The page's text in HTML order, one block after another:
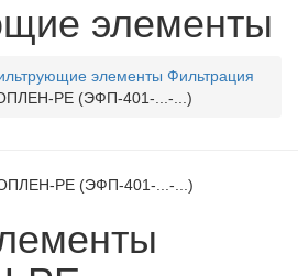
элементы
элементы Фильтрация
PE (ЭФП-401-...-...)